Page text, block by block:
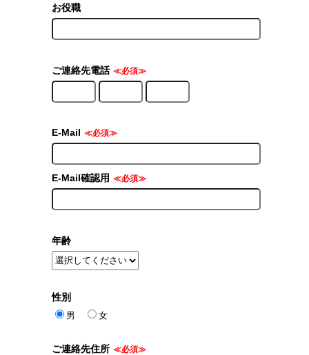
お役職
ご連絡先電話 ≪必須≫
E-Mail ≪必須≫
E-Mail確認用 ≪必須≫
年齢
性別
男 女
ご連絡先住所 ≪必須≫